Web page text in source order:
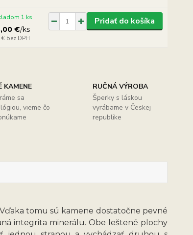
€/ks
€ bez DPH
1 ks Pridať do košíka
KAMENE
sa
vieme čo
RUČNÁ VÝROBA
Šperky s láskou
vyrábame v Českej
republike
tomu sú kamene dostatočne pevné
integrita minerálu. Obe leštené plochy